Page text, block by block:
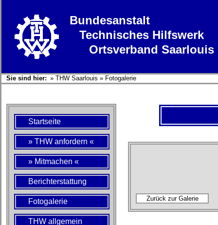
Bundesanstalt
Technisches Hilfswerk
Ortsverband Saarlouis
Sie sind hier: » THW Saarlouis » Fotogalerie
Startseite
» THW anfordern «
» Mitmachen «
Berichterstattung
Fotogalerie
THW allgemein